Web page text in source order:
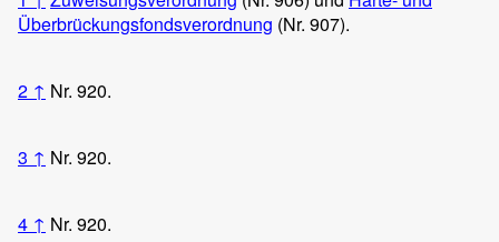
Überbrückungsfondsverordnung (Nr. 907).
2 ↑ Nr. 920.
3 ↑ Nr. 920.
4 ↑ Nr. 920.